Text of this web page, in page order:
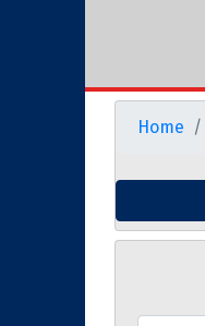
Home